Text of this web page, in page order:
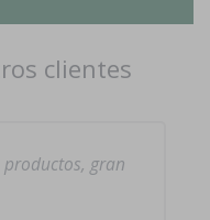
clientes
gran